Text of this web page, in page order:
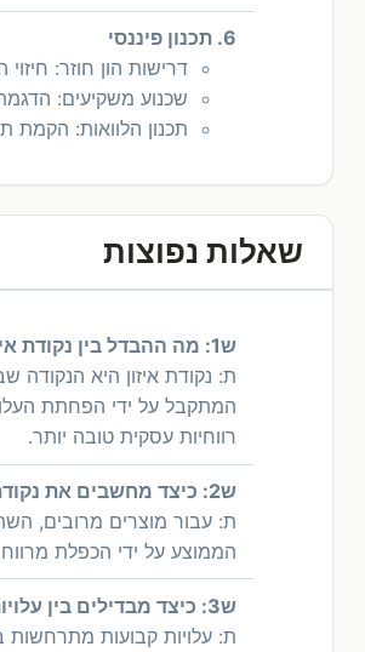
6. תכנון פיננסי
דרישות הון חוזר:
שכנוע משקיעים:
תכנון הלוואות: הקמת
שאלות נפוצות
ש1: מה ההבדל בין נקודת איזון למרווח?
ת: נקודת איזון היא
המתקבל על ידי הפחתת
רווחיות עסקית טובה יותר.
ש2: כיצד מחשבים את נקודת האיזון בעת מכירת מוצרים מרובים?
ת: עבור מוצרים מרובים,
הממוצע על ידי הכפלת
ש3: כיצד מבדילים בין עלויות קבועות למשתנות?
ת: עלויות קבועות מתרחשות